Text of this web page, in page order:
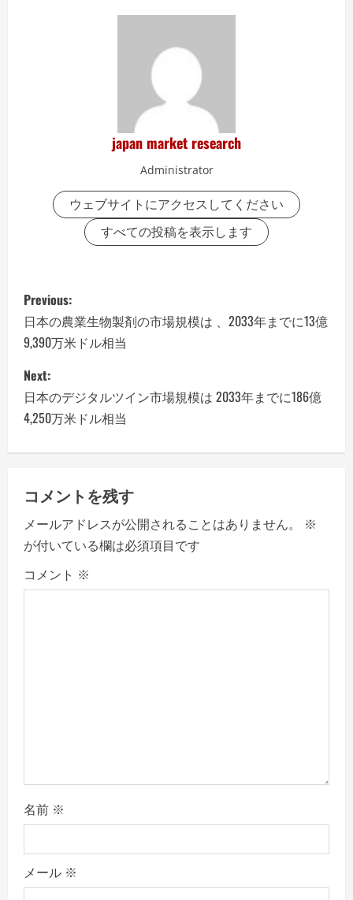
japan market research
Administrator
ウェブサイトにアクセスしてください
すべての投稿を表示します
P
o
s
t
n
a
v
i
g
a
Previous:
日本の農業生物製剤の市場規模は 、2033年までに13億
9,390万米ドル相当
Next:
日本のデジタルツイン市場規模は 2033年までに186億
4,250万米ドル相当
コメントを残す
メールアドレスが公開されることはありません。
※
が付いている欄は必須項目です
コメント ※
名前 ※
メール ※